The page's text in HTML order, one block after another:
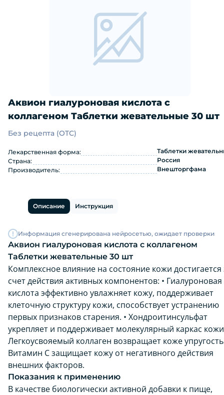
Аквион гиалуроновая кислота с
коллагеном Таблетки жевательные 30 шт
Аквион гиалуроновая кислота с
Без рецепта (OTC)
Лекарственная форма:
Таблетки
Страна:
Россия
Производитель:
Внешторгфама
Описание Инструкция
Информация сгенерирована нейросетью, ожидает проверки
Аквион гиалуроновая кислота с коллагеном
Таблетки жевательные 30 шт
Комплексное влияние на состояние кожи достигается
счет действия активных компонентов: • Гиалуроновая
кислота эффективно увлажняет кожу, поддерживает
клеточную структуру кожи, способствует устранению
первых признаков старения. • Хондроитинсульфат
укрепляет и поддерживает молекулярный каркас
Легкоусвояемый коллаген возвращает коже
Витамин С защищает кожу от негативного действия
внешних факторов.
Показания к применению
В качестве биологически активной добавки к пище,